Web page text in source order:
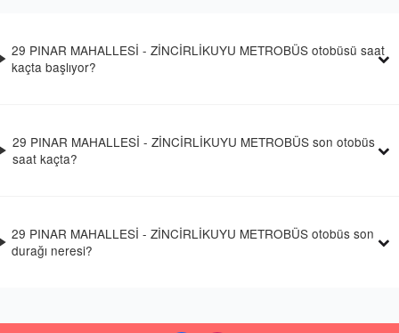
29 PINAR MAHALLESİ - ZİNCİRLİKUYU METROBÜS otobüsü saat
kaçta başlıyor?
29 PINAR MAHALLESİ - ZİNCİRLİKUYU METROBÜS son otobüs
saat kaçta?
29 PINAR MAHALLESİ - ZİNCİRLİKUYU METROBÜS otobüs son
durağı neresi?